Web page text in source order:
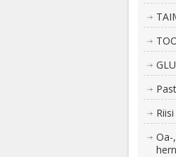
Oa-